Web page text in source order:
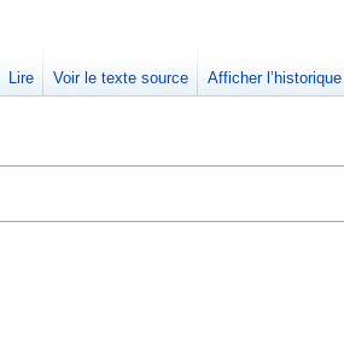
Lire Voir le texte source Afficher l’historique